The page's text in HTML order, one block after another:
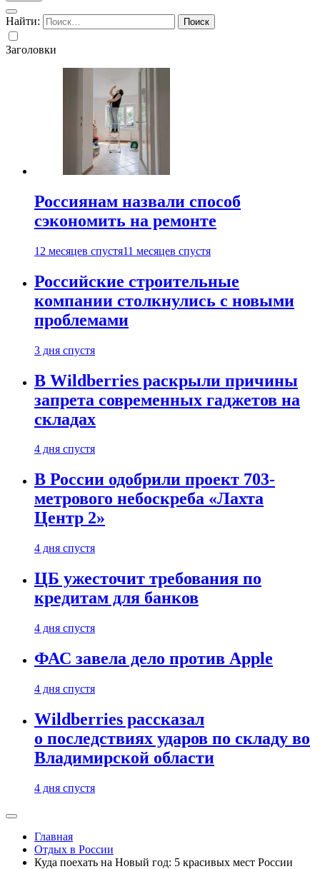
Найти:
Заголовки
Россиянам назвали способ
сэкономить на ремонте
12 месяцев спустя11 месяцев спустя
Российские строительные
компании столкнулись с новыми
проблемами
3 дня спустя
В Wildberries раскрыли причины
запрета современных гаджетов на
складах
4 дня спустя
В России одобрили проект 703-
метрового небоскреба «Лахта
Центр 2»
4 дня спустя
ЦБ ужесточит требования по
кредитам для банков
4 дня спустя
ФАС завела дело против Apple
4 дня спустя
Wildberries рассказал
о последствиях ударов по складу во
Владимирской области
4 дня спустя
Главная
Отдых в России
Куда поехать на Новый год: 5 красивых мест России